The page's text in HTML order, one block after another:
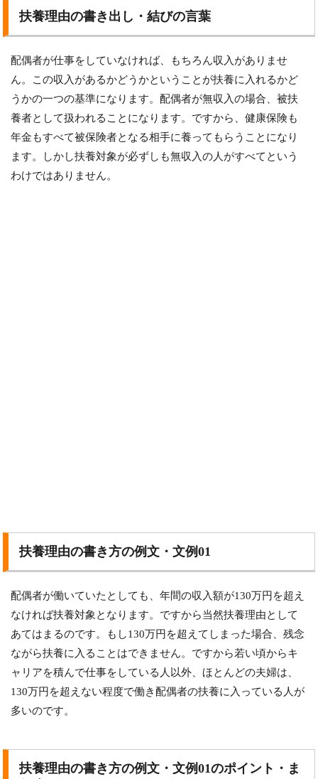
扶養理由の書き出し・結びの言葉
配偶者が仕事をしていなければ、もちろん収入がありませ
ん。この収入があるかどうかということが扶養に入れるかど
うかの一つの基準になります。配偶者が無収入の場合、被扶
養者として扱われることになります。ですから、健康保険も
年金もすべて被保険者となる相手に養ってもらうことになり
ます。しかし扶養対象が必ずしも無収入の人がすべてという
わけではありません。
扶養理由の書き方の例文・文例01
配偶者が働いていたとしても、年間の収入額が130万円を超え
なければ扶養対象となります。ですから当然扶養理由として
あてはまるのです。もし130万円を超えてしまった場合、残念
ながら扶養に入ることはできません。ですから若い頃からキ
ャリアを積んで仕事をしている人以外、ほとんどの夫婦は、
130万円を超えない程度で働き配偶者の扶養に入っている人が
多いのです。
扶養理由の書き方の例文・文例01のポイント・ま